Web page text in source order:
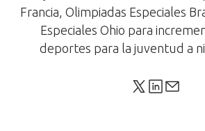
Francia, Olimpiadas Especiales
Especiales Ohio para
deportes para la juventud a